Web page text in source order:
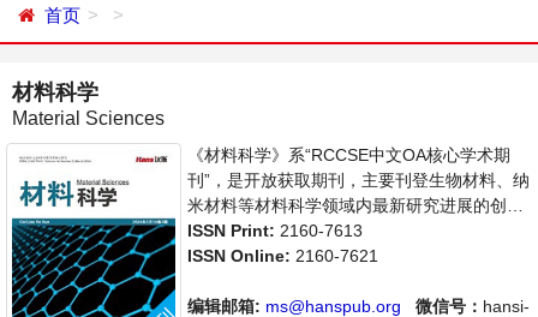
首页
材料科学
Material Sciences
《材料科学》系“RCCSE中文OA核心学术期
刊”，是开放获取期刊，主要刊登生物材料、纳
米材料等材料科学领域内最新研究进展的创造
性论文和评论性文章。本刊支持思想创新、学
术创新，倡导科学，繁荣学术，集学术性、思
者、科研人员提供一个传播、分享和讨论材料
ISSN Print: 2160-7613
ISSN Online: 2160-7621
编辑邮箱: ms@hanspub.org 微信号： hansi-